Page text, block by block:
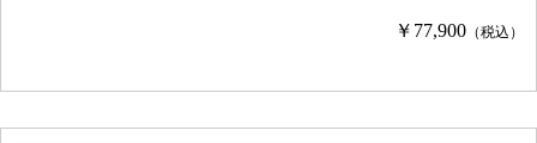
￥77,900 （税込）